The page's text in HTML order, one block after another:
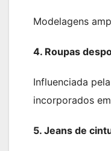
Modelagens
4. Roupas
Influenciada
incorporados
5. Jeans de